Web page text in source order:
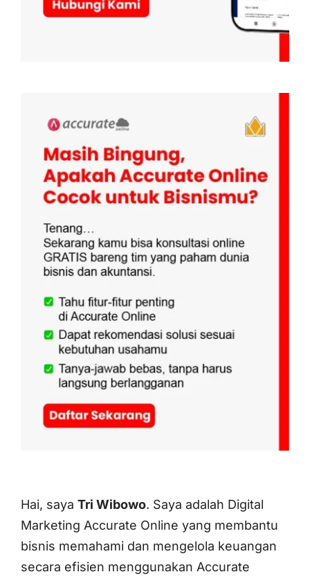
Hai, saya Tri Wibowo. Saya adalah Digital
Marketing Accurate Online yang membantu
bisnis memahami dan mengelola keuangan
secara efisien menggunakan Accurate